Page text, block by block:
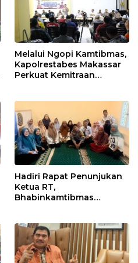
Melalui Ngopi Kamtibmas,
Kapolrestabes Makassar
Perkuat Kemitraan
Hadiri Rapat Penunjukan
Ketua RT,
Bhabinkamtibmas
dengan Warga